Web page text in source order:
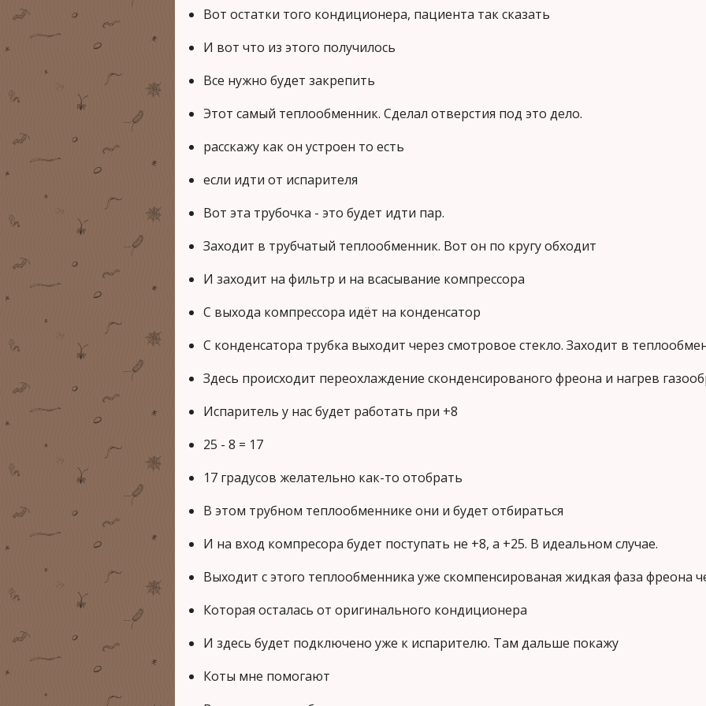
Вот остатки того кондиционера, пациента так сказать
И вот что из этого получилось
Все нужно будет закрепить
Этот самый теплообменник. Сделал отверстия под это дело.
расскажу как он устроен то есть
если идти от испарителя
Вот эта трубочка - это будет идти пар.
Заходит в трубчатый теплообменник. Вот он по кругу обходит
И заходит на фильтр и на всасывание компрессора
С выхода компрессора идёт на конденсатор
С конденсатора трубка выходит через смотровое стекло. Заходит в
Здесь происходит переохлаждение сконденсированого фреона и нагрев
Испаритель у нас будет работать при +8
25 - 8 = 17
17 градусов желательно как-то отобрать
В этом трубном теплообменнике они и будет отбираться
И на вход компресора будет поступать не +8, а +25. В идеальном случае.
Выходит с этого теплообменника уже скомпенсированая жидкая фаза фреона
Которая осталась от оригинального кондиционера
И здесь будет подключено уже к испарителю. Там дальше покажу
Коты мне помогают